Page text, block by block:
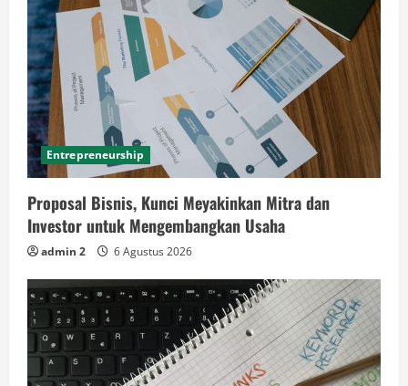
Entrepreneurship
Proposal Bisnis, Kunci Meyakinkan Mitra dan
Investor untuk Mengembangkan Usaha
admin 2 6 Agustus 2026